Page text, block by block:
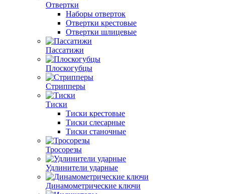
Отвертки
Наборы отверток
Отвертки крестовые
Отвертки шлицевые
Пассатижи
Плоскогубцы
Стрипперы
Тиски
Тиски крестовые
Тиски слесарные
Тиски станочные
Тросорезы
Удлинители ударные
Динамометрические ключи